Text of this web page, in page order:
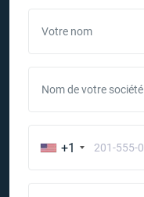
Votre nom
Nom de votre société
+1